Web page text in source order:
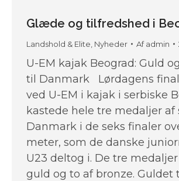
Glæde og tilfredshed i
Landshold & Elite, Nyheder Afadmin
U-EM kajak Beograd: Guld
til Danmark Lørdagens
ved U-EM i kajak i serbiske
kastede hele tre medaljer af
Danmark i de seks finaler
meter, som de danske
U23 deltog i. De tre
guld og to af bronze. Guldet